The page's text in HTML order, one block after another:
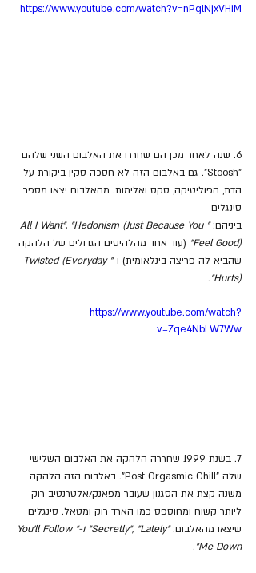
https://www.youtube.com/watch?v=nPglNjxVHiM
6. שנה לאחר מכן הם שחררו את האלבום השני שלהם
"Stoosh". גם באלבום הזה לא חסכה סקין ביקורת על
הדת, הפוליטיקה, סקס ואלימות. מהאלבום יצאו מספר
סינגלים
ביניהם: "All I Want", "Hedonism (Just Because You
Feel Good)" (עוד אחד מהלהיטים הגדולים של הלהקה
שהביא לה פריצה בינלאומית) ו- "Twisted (Everyday
Hurts)"
.
https://www.youtube.com/watch?
v=Zqe4NbLW7Ww
7. בשנת 1999 שחררה הלהקה את האלבום השלישי
שלה "Post Orgasmic Chill". באלבום הזה הלהקה
משנה קצת את הסגנון שעובר מפאנק/אלטרנטיב רוק
ליותר קשוח ומחוספס כמו הארד רוק ומטאל. סינגלים
שיצאו מהאלבום:
"Secretly", "Lately" ו-"You'll Follow
Me Down"
.